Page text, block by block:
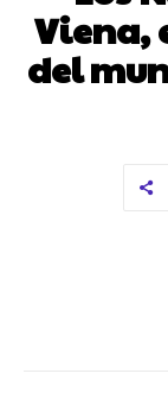
Viena,
del